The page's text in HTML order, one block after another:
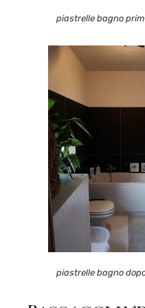
piastrelle bagno
piastrelle bagno